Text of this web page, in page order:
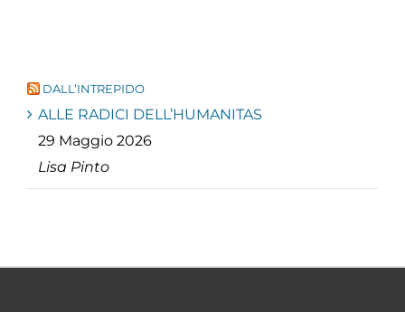
DALL’INTREPIDO
ALLE RADICI DELL’HUMANITAS
29 Maggio 2026
Lisa Pinto